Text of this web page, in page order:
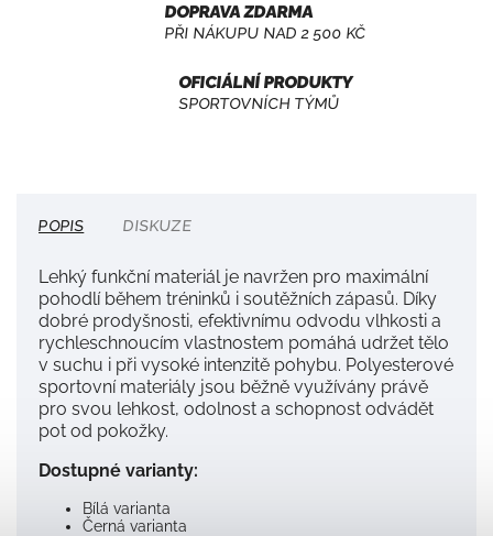
DOPRAVA ZDARMA
PŘI NÁKUPU NAD 2 500 KČ
OFICIÁLNÍ PRODUKTY
SPORTOVNÍCH TÝMŮ
POPIS DISKUZE
Lehký funkční materiál je navržen pro maximální
pohodlí během tréninků i soutěžních zápasů. Díky
dobré prodyšnosti, efektivnímu odvodu vlhkosti a
rychleschnoucím vlastnostem pomáhá udržet tělo
v suchu i při vysoké intenzitě pohybu. Polyesterové
sportovní materiály jsou běžně využívány právě
pro svou lehkost, odolnost a schopnost odvádět
pot od pokožky.
Dostupné varianty:
Bílá varianta
Černá varianta